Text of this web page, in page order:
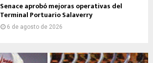
Senace aprobó mejoras operativas del
Terminal Portuario Salaverry
6 de agosto de 2026